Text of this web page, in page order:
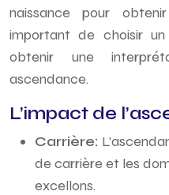
naissance pour
important de choisir
obtenir une
ascendance.
L’impact de
Carrière:
de carrière et les
excellons.